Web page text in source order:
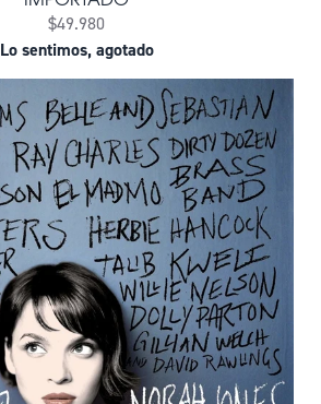
$49.980
Lo sentimos, agotado